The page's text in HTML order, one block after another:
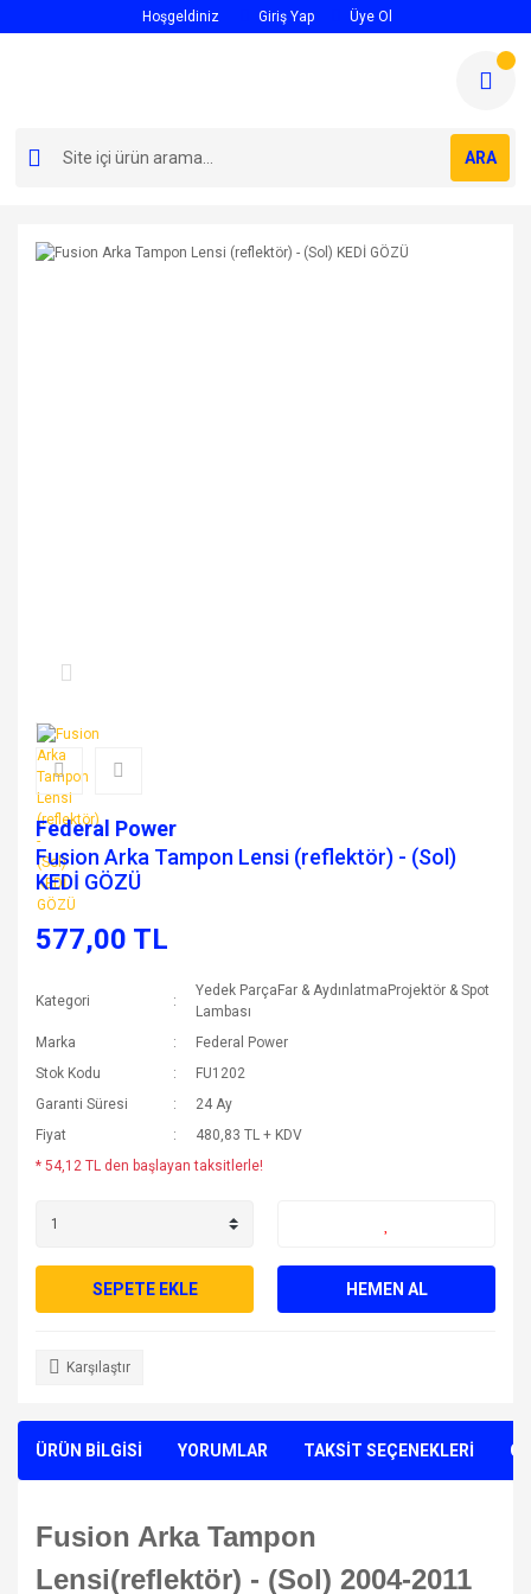
Hoşgeldiniz Giriş Yap Üye Ol
ARA
Federal Power
Fusion Arka Tampon Lensi (reflektör) - (Sol)
KEDİ GÖZÜ
577,00 TL
Kategori
Yedek ParçaFar & AydınlatmaProjektör & Spot
Lambası
Marka
Federal Power
Stok Kodu
FU1202
Garanti Süresi
24 Ay
Fiyat
480,83 TL + KDV
* 54,12 TL den başlayan taksitlerle!
SEPETE EKLE HEMEN AL
Karşılaştır
ÜRÜN BİLGİSİ YORUMLAR TAKSİT SEÇENEKLERİ
Fusion Arka Tampon
Lensi(reflektör) - (Sol) 2004-2011